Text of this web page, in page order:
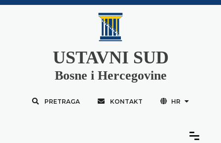
USTAVNI SUD
Bosne i Hercegovine
PRETRAGA KONTAKT HR